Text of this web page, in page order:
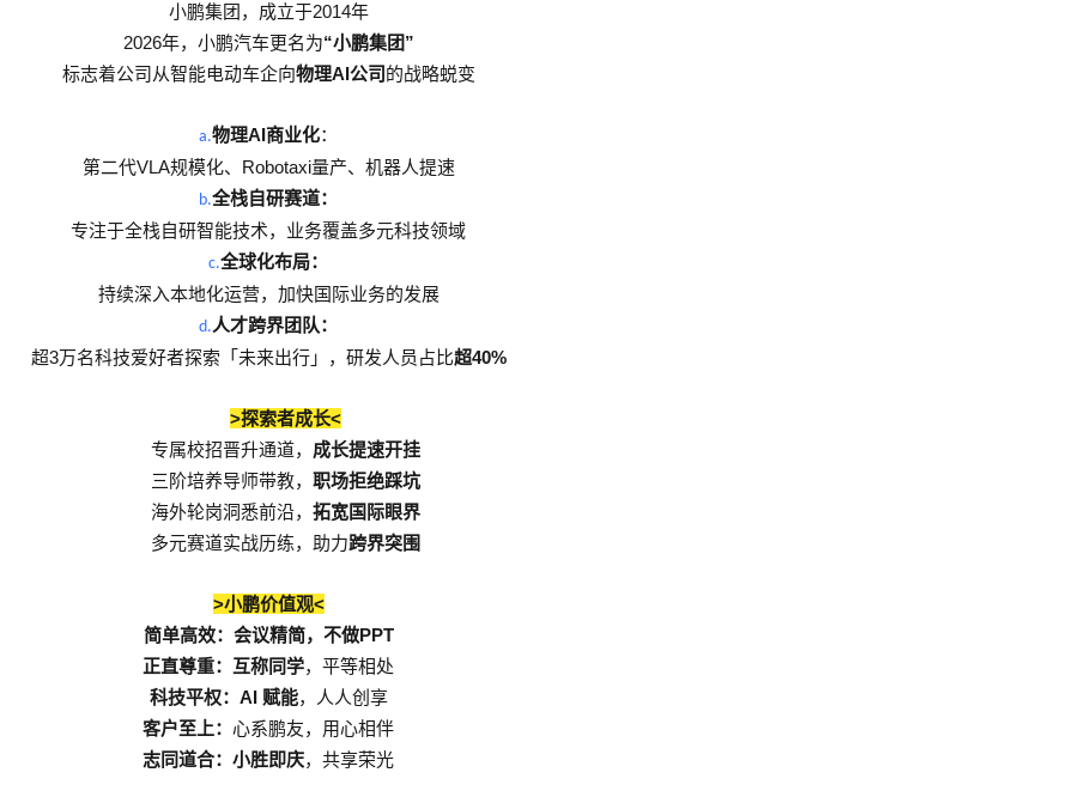
小鹏集团，成立于2014年
2026年，小鹏汽车更名为“小鹏集团”
标志着公司从智能电动车企向物理AI公司 的战略蜕变
a.物理AI商业化：
第二代VLA规模化、 Robotaxi量产、机器人提速
b.全栈自研赛道：
专注于全栈自研智能技术，业务覆盖多元科技领域
c.全球化布局：
持续深入本地化运营，加快国际业务的发展
d.人才跨界团队：
超3万名科技爱好者探索「未来出行」，研发人员占比超40%
>探索者成长<
专属校招晋升通道， 成长提速开挂
三阶培养导师带教， 职场拒绝踩坑
海外轮岗洞悉前沿， 拓宽国际眼界
多元赛道实战历练，助力跨界突围
>小鹏价值观<
简单高效：会议精简，不做PPT
正直尊重：互称同学，平等相处
科技平权： AI 赋能，人人创享
客户至上： 心系鹏友，用心相伴
志同道合：小胜即庆，共享荣光